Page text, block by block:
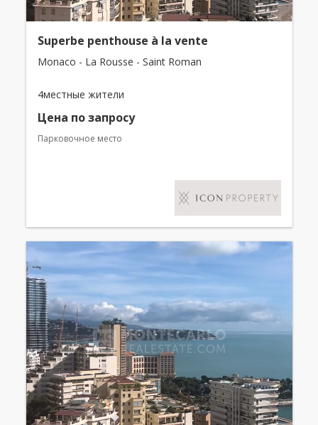
Superbe penthouse à la vente
Monaco - La Rousse - Saint Roman
4местные жители
Цена по запросу
Парковочное место